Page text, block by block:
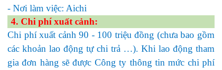
- Nơi làm việc: Aichi
4. Chi phí xuất cảnh:
Chi phí xuất cảnh 90 - 100 triệu đồng (chưa bao gồm
các khoản lao động tự chi trả …). Khi lao động tham
gia đơn hàng sẽ được Công ty thông tin mức chi phí